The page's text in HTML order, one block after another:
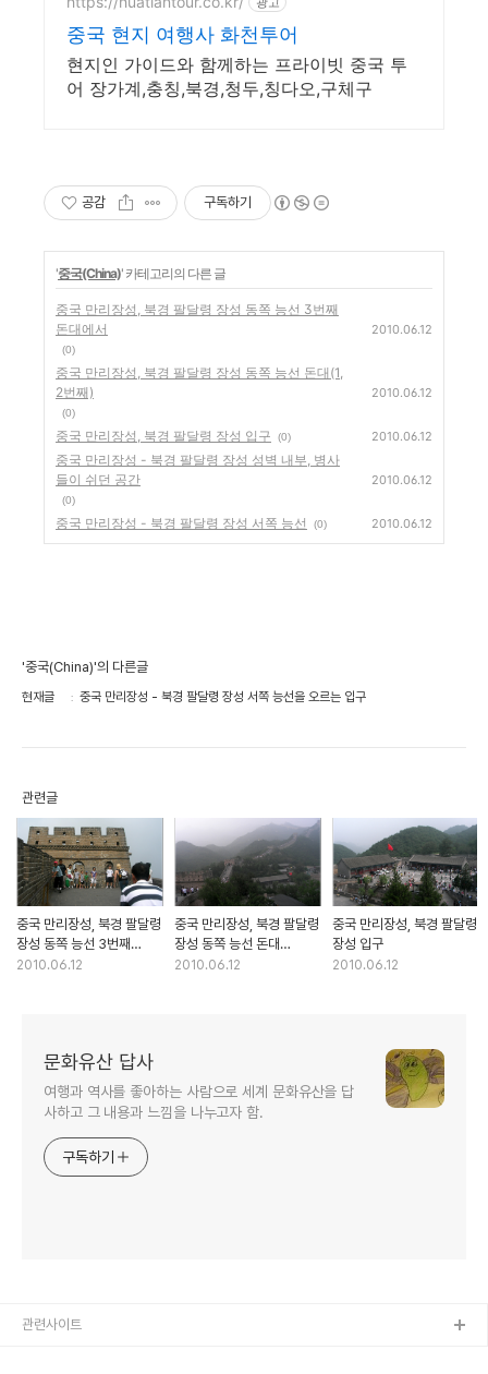
중국 현지 여행사 화천투어
현지인 가이드와 함께하는 프라이빗 중국 투
어 장가계,충칭,북경,청두,칭다오,구체구
공감 구독하기
'중국(China)' 카테고리의 다른 글
중국 만리장성, 북경 팔달령 장성 동쪽 능선 3번째
돈대에서
(0)
2010.06.12
중국 만리장성, 북경 팔달령 장성 동쪽 능선 돈대(1,
2번째)
(0)
2010.06.12
중국 만리장성, 북경 팔달령 장성 입구 (0) 2010.06.12
중국 만리장성 - 북경 팔달령 장성 성벽 내부, 병사
들이 쉬던 공간
(0)
2010.06.12
중국 만리장성 - 북경 팔달령 장성 서쪽 능선 (0) 2010.06.12
'중국(China)'의 다른글
현재글 중국 만리장성 - 북경 팔달령 장성 서쪽 능선을 오르는 입구
관련글
중국 만리장성, 북경 팔달령
장성 동쪽 능선 3번째
돈대에서
2010.06.12
중국 만리장성, 북경 팔달령
장성 동쪽 능선 돈대
(1,2번째)
2010.06.12
중국 만리장성, 북경 팔달령
장성 입구
2010.06.12
문화유산 답사
여행과 역사를 좋아하는 사람으로 세계 문화유산을 답
사하고 그 내용과 느낌을 나누고자 함.
구독하기
관련사이트